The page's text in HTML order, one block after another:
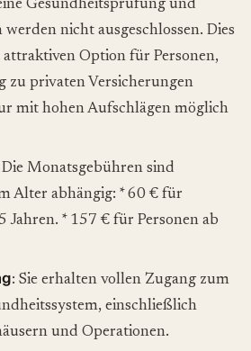
Gesundheitsprüfung und
nicht ausgeschlossen. Dies
attraktiven Option für Personen,
zu privaten Versicherungen
mit hohen Aufschlägen möglich
Die Monatsgebühren sind
Alter abhängig: * 60 € für
Jahren. * 157 € für Personen ab
: Sie erhalten vollen Zugang zum
einschließlich
und Operationen.